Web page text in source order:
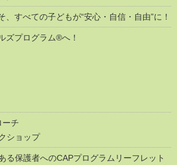
、すべての子どもが“安心・自信・自由”に！
ズプログラム®へ！
ーチ
ショップ
る保護者へのCAPプログラムリーフレット